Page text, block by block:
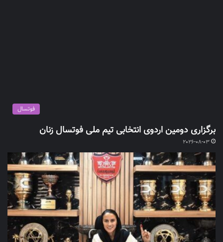
فوتسال
برگزاری دومین اردوی انتخابی تیم ملی فوتسال زنان
2026-08-03